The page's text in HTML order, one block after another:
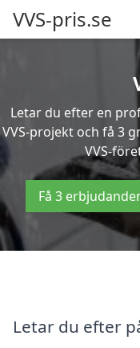
VVS-pris.se
Letar du efter en
VVS-projekt och få 3
VVS-
Få 3
Letar du efter